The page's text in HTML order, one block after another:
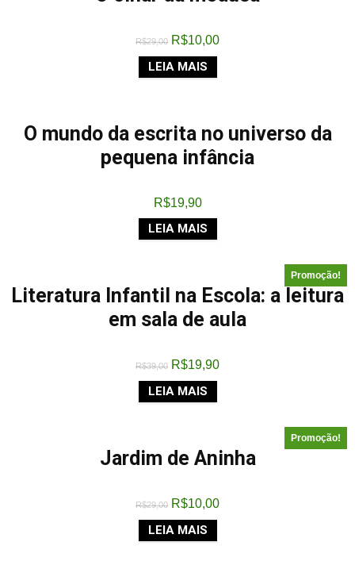
R$29,00 R$10,00
LEIA MAIS
O mundo da escrita no universo da
pequena infância
R$19,90
LEIA MAIS
Promoção!
Literatura Infantil na Escola: a leitura
em sala de aula
R$39,00 R$19,90
LEIA MAIS
Promoção!
Jardim de Aninha
R$29,00 R$10,00
LEIA MAIS